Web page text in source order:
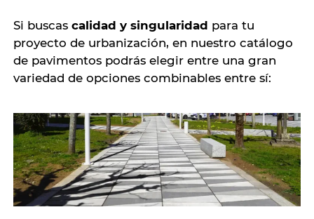
Si buscas calidad y singularidad para tu
proyecto de urbanización, en nuestro catálogo
de pavimentos podrás elegir entre una gran
variedad de opciones combinables entre sí: